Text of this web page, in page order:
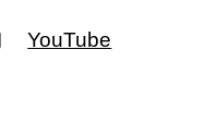
YouTube